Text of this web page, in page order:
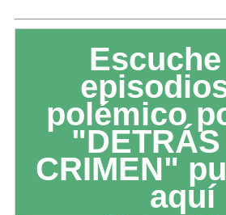
polémico
CRIMEN"
aquí